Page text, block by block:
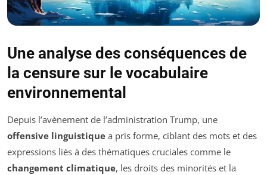
Une analyse des conséquences de
la censure sur le vocabulaire
environnemental
Depuis l’avènement de l’administration Trump, une
offensive linguistique a pris forme, ciblant des mots et des
expressions liés à des thématiques cruciales comme le
changement climatique, les droits des minorités et la